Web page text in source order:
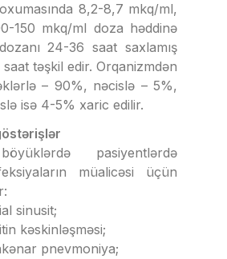
8,2-8,7 mkq/ml,
150 mkq/ml doza həddinə
24-36 saat saxlamış
təşkil edir. Orqanizmdən
– 90%, nəcislə – 5%,
isə 4-5% xaric edilir.
pasiyentlərdə
müalicəsi üçün
sinusit;
kəskinləşməsi;
pnevmoniya;